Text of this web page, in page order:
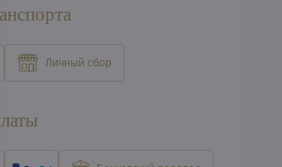
Личный сбор